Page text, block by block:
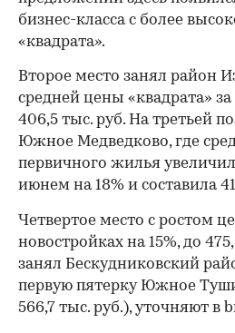
бизнес-класса с более
«квадрата».
Второе место занял район
средней цены «квадрата»
406,5 тыс. руб. На третьей
Южное Медведково, где
первичного жилья
июнем на 18% и составила
Четвертое место с ростом
новостройках на 15%, до
занял Бескудниковский
первую пятерку Южное
566,7 тыс. руб.), уточняют в